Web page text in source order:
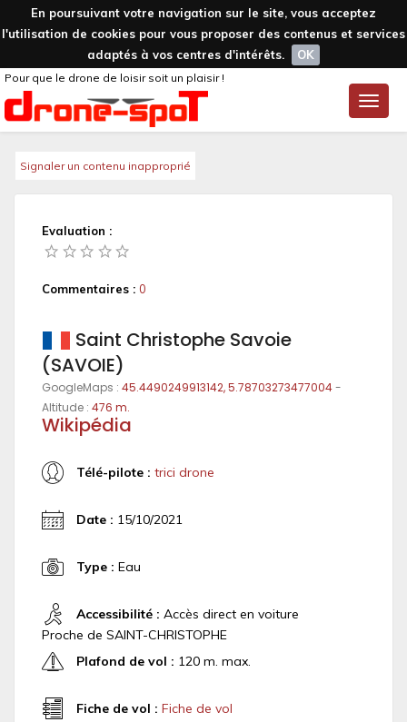
En poursuivant votre navigation sur le site, vous acceptez
l'utilisation de cookies pour vous proposer des contenus et services
adaptés à vos centres d'intérêts.
OK
Toggle
Pour que le drone de loisir soit un plaisir !
Signaler un contenu inapproprié
Evaluation :
Commentaires : 0
Saint Christophe Savoie
(SAVOIE)
GoogleMaps : 45.4490249913142, 5.78703273477004-
Altitude : 476 m.
Wikipédia
Télé-pilote : trici drone
Date : 15/10/2021
Type : Eau
Accessibilité : Accès direct en voiture
Proche de SAINT-CHRISTOPHE
Plafond de vol : 120 m. max.
Fiche de vol : Fiche de vol